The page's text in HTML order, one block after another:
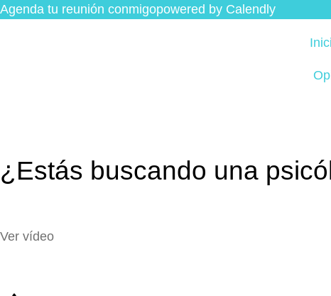
Agenda tu reunión conmigopowered by Calendly
¿Estás buscando una
Ver vídeo